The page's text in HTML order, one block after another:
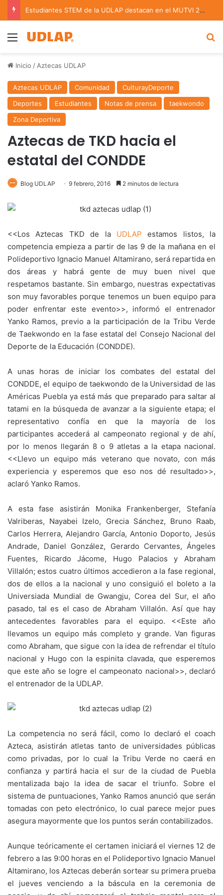
Estudiantes STEM de la UDLAP destacan en el MUTVI 2026
Menu
Inicio / Aztecas UDLAP
Aztecas UDLAP Comunidad
CulturayDeporte
Deportes
Estudiantes Notas de prensa
taekwondo
Zona Deportiva
Aztecas de TKD hacia el
estatal del CONDDE
Blog UDLAP 9 febrero, 2016 2 minutos de lectura
<<Los Aztecas TKD de la UDLAPestamos listos, la
competencia empieza a partir de las 9 de la mañana en el
Polideportivo Ignacio Manuel Altamirano, será repartida en
dos áreas y habrá gente de muy buen nivel que
respetamos bastante. Sin embargo, nuestras expectativas
son muy favorables porque tenemos un buen equipo para
poder enfrentar este evento>>, informó el entrenador
Yanko Ramos, previo a la participación de la Tribu Verde
de Taekwondo en la fase estatal del Consejo Nacional del
Deporte de la Educación (CONDDE).
A unas horas de iniciar los combates del estatal del
CONDDE, el equipo de taekwondo de la Universidad de las
Américas Puebla ya está más que preparado para saltar al
tatami en la búsqueda de avanzar a la siguiente etapa; el
representativo confía en que la mayoría de los
participantes accederá al campeonato regional y de ahí,
por lo menos llegarán 8 o 9 atletas a la etapa nacional.
<<Llevo un equipo más veterano que novato, con más
experiencia y esperemos que eso nos dé resultado>>,
aclaró Yanko Ramos.
A esta fase asistirán Monika Frankenberger, Stefanía
Valriberas, Nayabei Izelo, Grecia Sánchez, Bruno Raab,
Carlos Herrera, Alejandro García, Antonio Doporto, Jesús
Andrade, Daniel González, Gerardo Cervantes, Ángeles
Fuentes, Ricardo Jácome, Hugo Palacios y Abraham
Villalón; estos cuatro últimos accedieron a la fase regional,
dos de ellos a la nacional y uno consiguió el boleto a la
Universiada Mundial de Gwangju, Corea del Sur, el año
pasado, tal es el caso de Abraham Villalón. Así que hay
antecedentes favorables para el equipo. <<Este año
llevamos un equipo más completo y grande. Van figuras
como Abraham, que sigue con la idea de refrendar el título
nacional y Hugo con la espinita clavada, que esperemos
que este año se logre el campeonato nacional>>, declaró
el entrenador de la UDLAP.
La competencia no será fácil, como lo declaró el coach
Azteca, asistirán atletas tanto de universidades públicas
como privadas, por lo cual la Tribu Verde no caerá en
confianza y partirá hacia el sur de la ciudad de Puebla
mentalizada bajo la idea de sacar el triunfo. Sobre el
sistema de puntuaciones, Yanko Ramos anunció que serán
tomadas con peto electrónico, lo cual parece mejor pues
asegura mayormente que los puntos serán contabilizados.
Aunque teóricamente el certamen iniciará el viernes 12 de
febrero a las 9:00 horas en el Polideportivo Ignacio Manuel
Altamirano, los Aztecas deberán sortear su primera prueba
el jueves venciendo a la báscula en la ceremonia de